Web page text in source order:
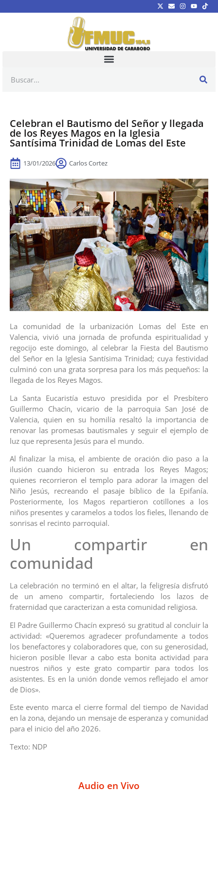
Celebran el Bautismo del Señor y llegada
de los Reyes Magos en la Iglesia
Santísima Trinidad de Lomas del Este
13/01/2026 Carlos Cortez
La comunidad de la urbanización Lomas del Este en
Valencia, vivió una jornada de profunda espiritualidad y
regocijo este domingo, al celebrar la Fiesta del Bautismo
del Señor en la Iglesia Santísima Trinidad; cuya festividad
culminó con una grata sorpresa para los más pequeños: la
llegada de los Reyes Magos.
La Santa Eucaristía estuvo presidida por el Presbítero
Guillermo Chacín, vicario de la parroquia San José de
Valencia, quien en su homilía resaltó la importancia de
renovar las promesas bautismales y seguir el ejemplo de
luz que representa Jesús para el mundo.
Al finalizar la misa, el ambiente de oración dio paso a la
ilusión cuando hicieron su entrada los Reyes Magos;
quienes recorrieron el templo para adorar la imagen del
Niño Jesús, recreando el pasaje bíblico de la Epifanía.
Posteriormente, los Magos repartieron cotillones a los
niños presentes y caramelos a todos los fieles, llenando de
sonrisas el recinto parroquial.
Un compartir en
comunidad
La celebración no terminó en el altar, la feligresía disfrutó
de un ameno compartir, fortaleciendo los lazos de
fraternidad que caracterizan a esta comunidad religiosa.
El Padre Guillermo Chacín expresó su gratitud al concluir la
actividad: «Queremos agradecer profundamente a todos
los benefactores y colaboradores que, con su generosidad,
hicieron posible llevar a cabo esta bonita actividad para
nuestros niños y este grato compartir para todos los
asistentes. Es en la unión donde vemos reflejado el amor
de Dios».
Este evento marca el cierre formal del tiempo de Navidad
en la zona, dejando un mensaje de esperanza y comunidad
para el inicio del año 2026.
Texto: NDP
Audio en Vivo